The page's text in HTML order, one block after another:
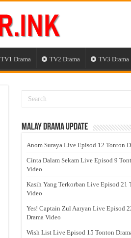
TV1 Drama TV2 Drama TV3 Drama
Malay Drama Update
Anom Suraya Live Episod 12 Tonton
Cinta Dalam Sekam Live Episod 9
Video
Kasih Yang Terkorban Live Episod 21
Video
Yes! Captain Zul Aaryan Live Episod
Drama Video
Wish List Live Episod 15 Tonton